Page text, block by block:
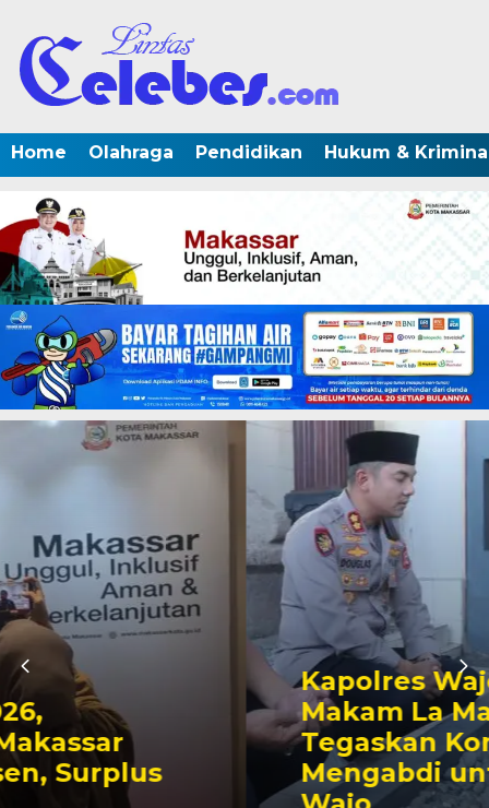
Home Olahraga Pendidikan Hukum &
Kapolres Wajo Ziarah ke
Makam La Maddukkelleng,
Tegaskan Komitmen
Mengabdi untuk Tanah